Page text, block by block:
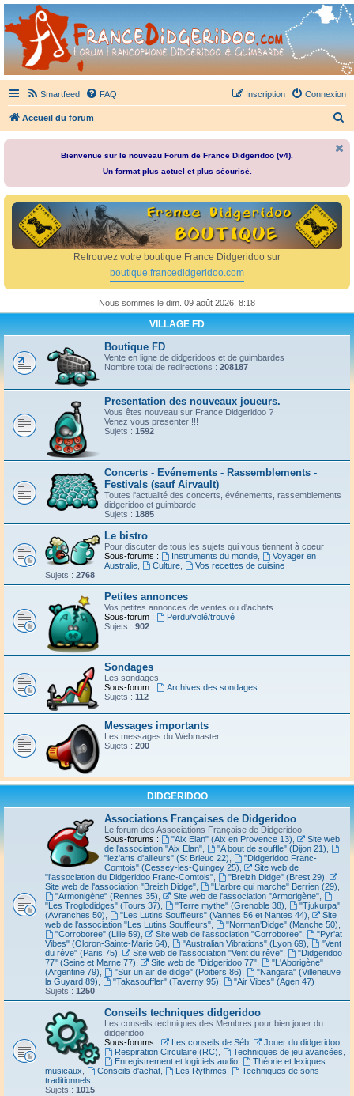
France Didgeridoo
Didgeridoo et Guimbarde sur France Didgeridoo - retrouvez la communauté.
Smartfeed FAQ Connexion
Inscription
Accueil du forum
e
r
Bienvenue sur le nouveau Forum de France Didgeridoo (v4).
Un format plus actuel et plus sécurisé.
Retrouvez votre boutique France Didgeridoo sur
boutique.francedidgeridoo.com
Nous sommes le dim. 09 août 2026, 8:18
VILLAGE FD
Boutique FD
Vente en ligne de didgeridoos et de guimbardes
Nombre total de redirections : 208187
Presentation des nouveaux joueurs.
Vous êtes nouveau sur France Didgeridoo ?
Venez vous presenter !!!
Sujets : 1592
Concerts - Evénements - Rassemblements -
Festivals (sauf Airvault)
Toutes l'actualité des concerts, événements, rassemblements
didgeridoo et guimbarde
Sujets : 1885
Le bistro
Pour discuter de tous les sujets qui vous tiennent à coeur
Sous-forums :
Instruments du monde,
Voyager en
Australie
Culture,
Vos recettes de cuisine
Sujets : 2768
Petites annonces
Vos petites annonces de ventes ou d'achats
Sous-forum :
Perdu/volé/trouvé
Sujets : 902
Sondages
Les sondages
Sous-forum :
Archives des sondages
Sujets : 112
Messages importants
Les messages du Webmaster
Sujets : 200
DIDGERIDOO
Associations Françaises de Didgeridoo
Le forum des Associations Française de Didgeridoo.
Sous-forums :
"Aix Elan" (Aix en Provence 13)
Site web
de l'association "Aix Elan"
"A bout de souffle" (Dijon 21)
"lez'arts d'ailleurs" (St Brieuc 22)
"Didgeridoo Franc-
Comtois" (Cessey-les-Quingey 25)
Site web de
"l'association du Didgeridoo Franc-Comtois"
"Breizh Didge" (Brest 29)
Site web de l'association "Breizh Didge"
"L'arbre qui marche" Berrien (29)
"Armonigène" (Rennes 35)
Site web de l'association "Armorigène",
"Les Troglodidges" (Tours 37)
"Terre mythe" (Grenoble 38)
"Tjukurpa"
(Avranches 50)
"Les Lutins Souffleurs" (Vannes 56 et Nantes 44)
Site
web de l'association "Les Lutins Souffleurs"
"Norman'Didge" (Manche 50)
"Corroboree" (Lille 59)
Site web de l'association "Corroboree",
"Pyr'at
Vibes" (Oloron-Sainte-Marie 64)
"Australian Vibrations" (Lyon 69)
"Vent
du rêve" (Paris 75)
Site web de l'association "Vent du rêve",
"Didgeridoo
77" (Seine et Marne 77)
Site web de "Didgeridoo 77",
"L'Aborigène"
(Argentine 79)
"Sur un air de didge" (Poitiers 86)
"Nangara" (Villeneuve
la Guyard 89)
"Takasouffler" (Taverny 95)
"Air Vibes" (Agen 47)
Sujets : 1250
Conseils techniques didgeridoo
Les conseils techniques des Membres pour bien jouer du
didgeridoo.
Sous-forums :
Les conseils de Séb, Jouer du didgeridoo,
Respiration Circulaire (RC)
Techniques de jeu avancées
Enregistrement et logiciels audio,
Théorie et lexiques
musicaux
Conseils d'achat, Les Rythmes
Techniques de sons
traditionnels
Sujets : 1015